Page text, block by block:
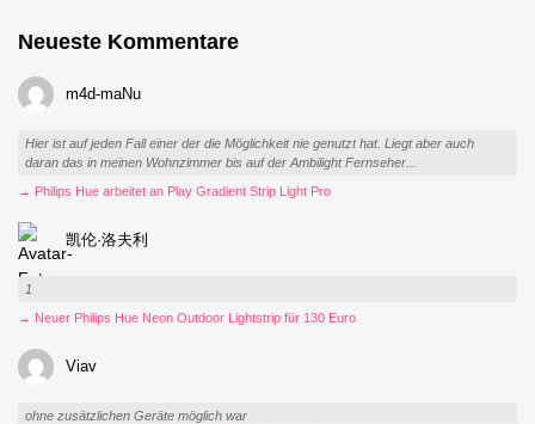
Neueste Kommentare
m4d-maNu
Hier ist auf jeden Fall einer der die Möglichkeit nie genutzt hat. Liegt aber auch
daran das in meinen Wohnzimmer bis auf der Ambilight Fernseher...
→ Philips Hue arbeitet an Play Gradient Strip Light Pro
凯伦·洛夫利
1
→ Neuer Philips Hue Neon Outdoor Lightstrip für 130 Euro
Viav
ohne zusätzlichen Geräte möglich war